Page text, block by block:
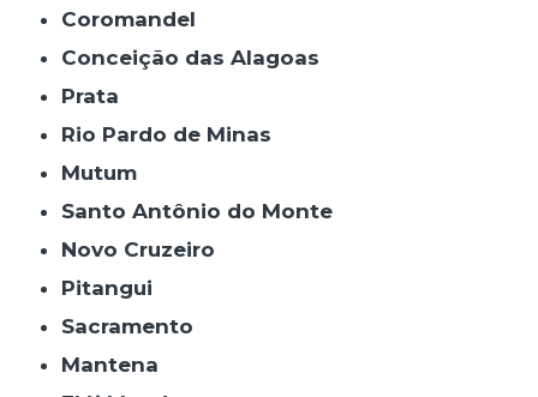
Coromandel
Conceição das Alagoas
Prata
Rio Pardo de Minas
Mutum
Santo Antônio do Monte
Novo Cruzeiro
Pitangui
Sacramento
Mantena